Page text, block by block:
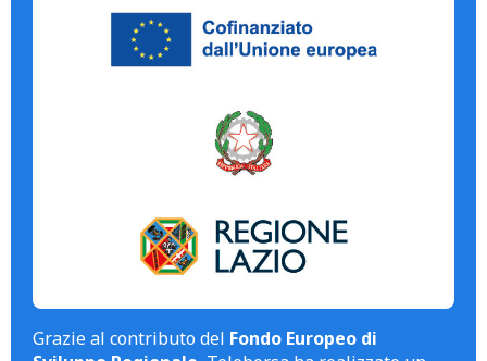
Grazie al contributo del Fondo Europeo di